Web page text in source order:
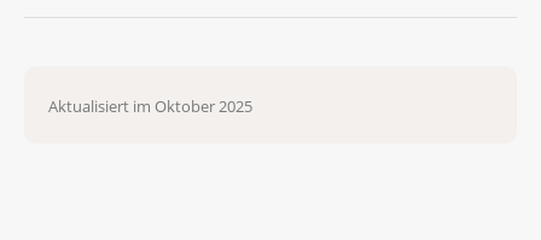
erkrankt oder nicht, ist teilweise Zufall.
Aktualisiert im Oktober 2025